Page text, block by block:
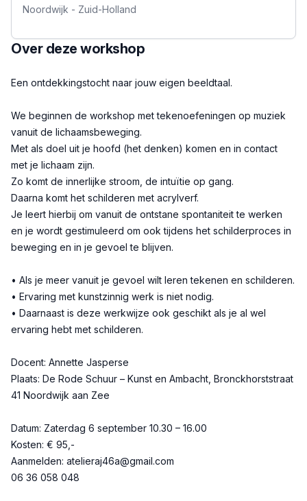
Noordwijk - Zuid-Holland
Over deze workshop
Beschrijving
Een ontdekkingstocht naar jouw eigen beeldtaal.
We beginnen de workshop met tekenoefeningen op muziek
vanuit de lichaamsbeweging.
Met als doel uit je hoofd (het denken) komen en in contact
met je lichaam zijn.
Zo komt de innerlijke stroom, de intuïtie op gang.
Daarna komt het schilderen met acrylverf.
Je leert hierbij om vanuit de ontstane spontaniteit te werken
en je wordt gestimuleerd om ook tijdens het schilderproces in
beweging en in je gevoel te blijven.
• Als je meer vanuit je gevoel wilt leren tekenen en schilderen.
• Ervaring met kunstzinnig werk is niet nodig.
• Daarnaast is deze werkwijze ook geschikt als je al wel
ervaring hebt met schilderen.
Docent: Annette Jasperse
Plaats: De Rode Schuur – Kunst en Ambacht, Bronckhorststraat
41 Noordwijk aan Zee
Datum: Zaterdag 6 september 10.30 – 16.00
Kosten: € 95,-
Aanmelden: atelieraj46a@gmail.com
06 36 058 048